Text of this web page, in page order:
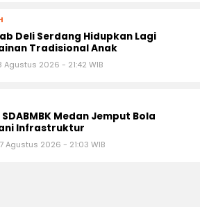
Deli Serdang Hidupkan Lagi
Tradisional Anak
Agustus 2026 - 21:42 WIB
Medan Jemput Bola
Infrastruktur
Agustus 2026 - 21:03 WIB